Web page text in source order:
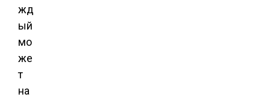
жд
ый
мо
же
т
на